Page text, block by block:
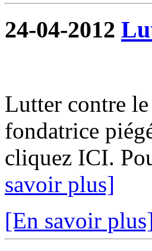
24-04-2012
Lutter contre
fondatrice
cliquez ICI.
savoir plus]
[En savoir